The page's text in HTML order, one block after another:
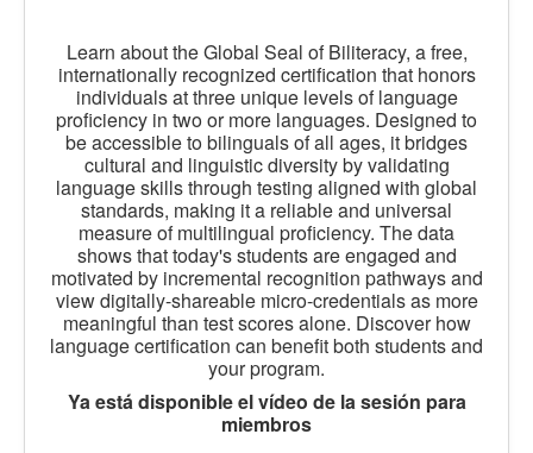
Learn about the Global Seal of Biliteracy, a free,
internationally recognized certification that honors
individuals at three unique levels of language
proficiency in two or more languages. Designed to
be accessible to bilinguals of all ages, it bridges
cultural and linguistic diversity by validating
language skills through testing aligned with global
standards, making it a reliable and universal
measure of multilingual proficiency. The data
shows that today's students are engaged and
motivated by incremental recognition pathways and
view digitally-shareable micro-credentials as more
meaningful than test scores alone. Discover how
language certification can benefit both students and
your program.
Ya está disponible el vídeo de la sesión para
miembros